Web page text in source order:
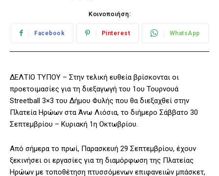
Κοινοποιήση:
Facebook Pinterest WhatsApp
ΔΕΛΤΙΟ ΤΥΠΟΥ – Στην τελική ευθεία βρίσκονται οι
προετοιμασίες για τη διεξαγωγή του 1ου Τουρνουά
Streetball 3×3 του Δήμου Φυλής που θα διεξαχθεί στην
Πλατεία Ηρώων στα Άνω Λιόσια, το διήμερο Σάββατο 30
Σεπτεμβρίου – Κυριακή 1η Οκτωβρίου.
Από σήμερα το πρωί, Παρασκευή 29 Σεπτεμβρίου, έχουν
ξεκινήσει οι εργασίες για τη διαμόρφωση της Πλατείας
Ηρώων με τοποθέτηση πτυσσόμενων επιφανειών μπάσκετ,